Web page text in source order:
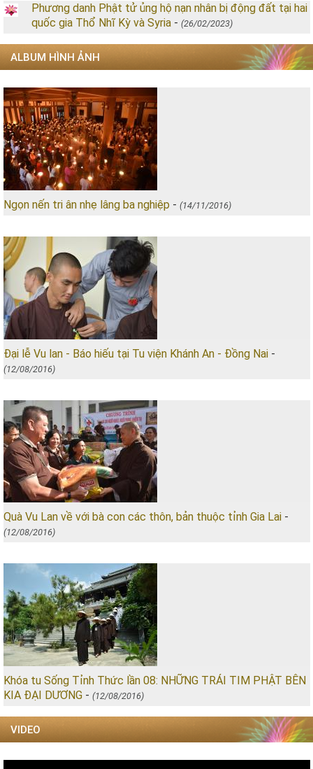
Phương danh Phật tử ủng hộ nạn nhân bị động đất tại hai
quốc gia Thổ Nhĩ Kỳ và Syria - (26/02/2023)
ALBUM HÌNH ẢNH
Ngọn nến tri ân nhẹ lâng ba nghiệp - (14/11/2016)
Đại lễ Vu lan - Báo hiếu tại Tu viện Khánh An - Đồng Nai -
(12/08/2016)
Quà Vu Lan về với bà con các thôn, bản thuộc tỉnh Gia Lai -
(12/08/2016)
Khóa tu Sống Tỉnh Thức lần 08: NHỮNG TRÁI TIM PHẬT BÊN
KIA ĐẠI DƯƠNG - (12/08/2016)
VIDEO